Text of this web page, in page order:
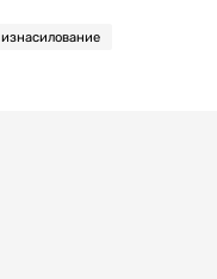
изнасилование